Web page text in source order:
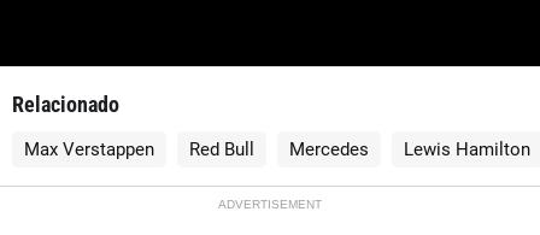
Relacionado
Max Verstappen Red Bull Mercedes Lewis Hamilton
ADVERTISEMENT